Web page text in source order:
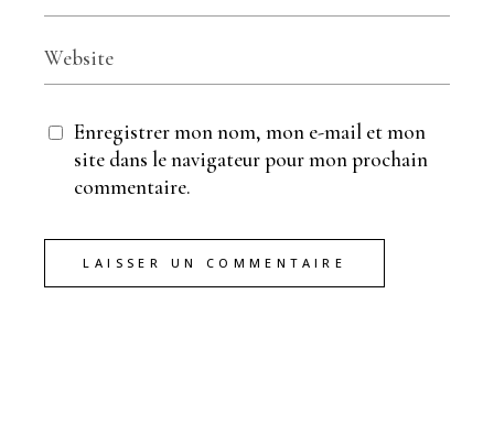
Enregistrer mon nom, mon e-mail et mon
site dans le navigateur pour mon prochain
commentaire.
LAISSER UN COMMENTAIRE